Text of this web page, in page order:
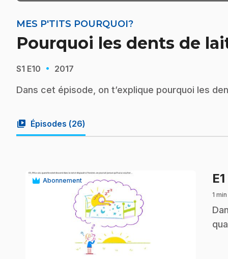
MES P'TITS POURQUOI?
Pourquoi les dents de
S1 E10 · 2017
Dans cet épisode, on t’explique pourquoi les
video_library Épisodes (26)
Abonnement E1
1
.